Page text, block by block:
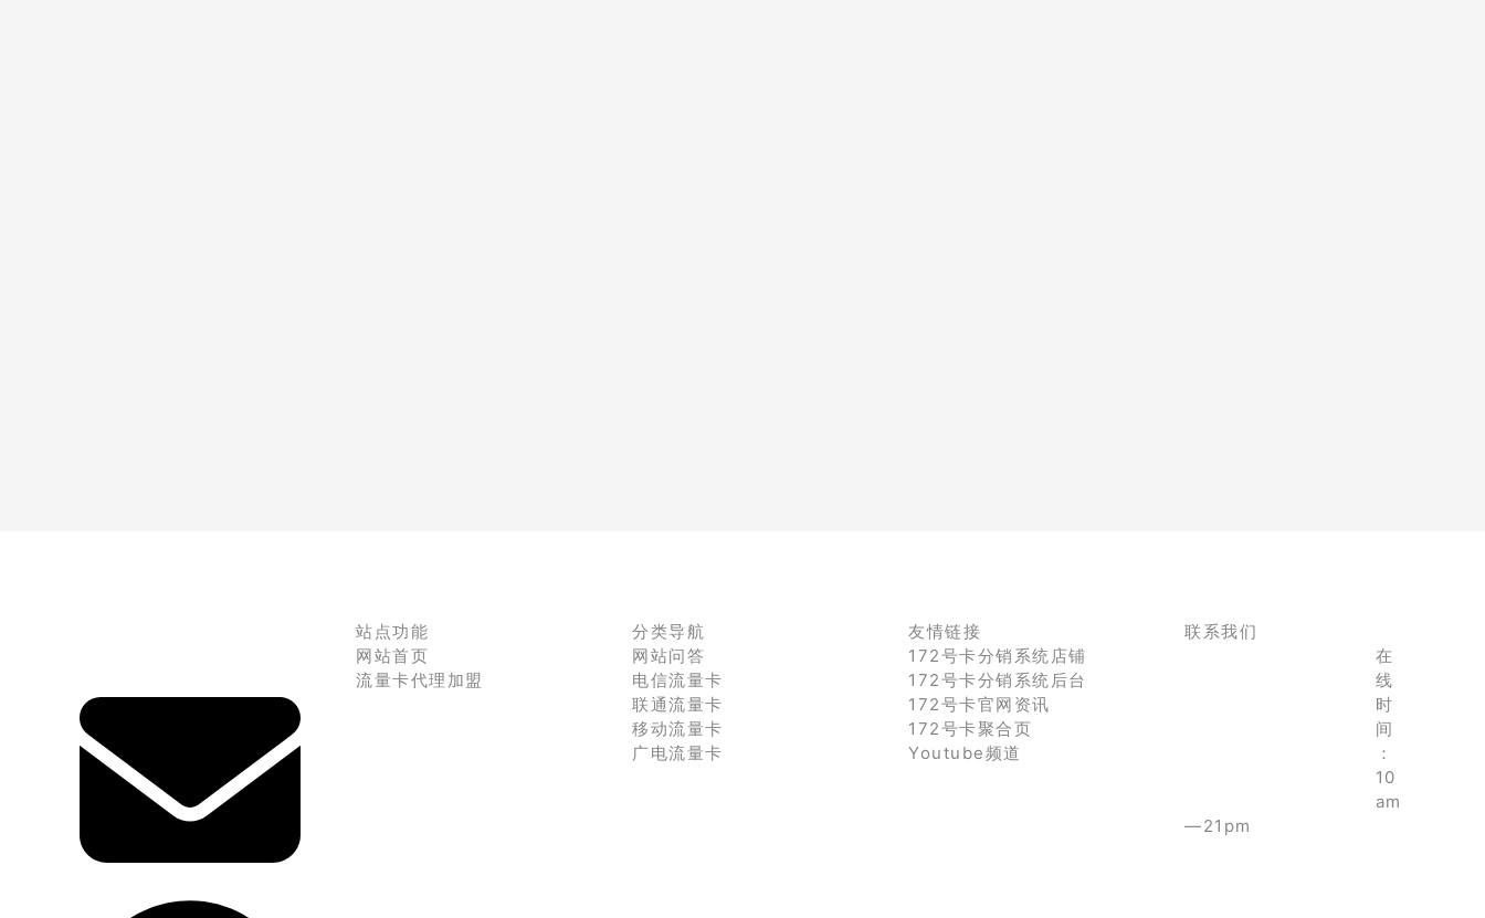
站点功能
网站首页
流量卡代理加盟
分类导航
网站问答
电信流量卡
联通流量卡
移动流量卡
广电流量卡
友情链接
172号卡分销系统店铺
172号卡分销系统后台
172号卡官网资讯
172号卡聚合页
Youtube频道
联系我们
在
线
时
间
：
10
am
—21pm